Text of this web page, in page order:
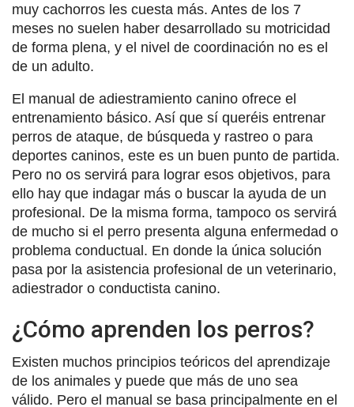
muy cachorros les cuesta más. Antes de los 7
meses no suelen haber desarrollado su motricidad
de forma plena, y el nivel de coordinación no es el
de un adulto.
El manual de adiestramiento canino ofrece el
entrenamiento básico. Así que sí queréis entrenar
perros de ataque, de búsqueda y rastreo o para
deportes caninos, este es un buen punto de partida.
Pero no os servirá para lograr esos objetivos, para
ello hay que indagar más o buscar la ayuda de un
profesional. De la misma forma, tampoco os servirá
de mucho si el perro presenta alguna enfermedad o
problema conductual. En donde la única solución
pasa por la asistencia profesional de un veterinario,
adiestrador o conductista canino.
¿Cómo aprenden los perros?
Existen muchos principios teóricos del aprendizaje
de los animales y puede que más de uno sea
válido. Pero el manual se basa principalmente en el